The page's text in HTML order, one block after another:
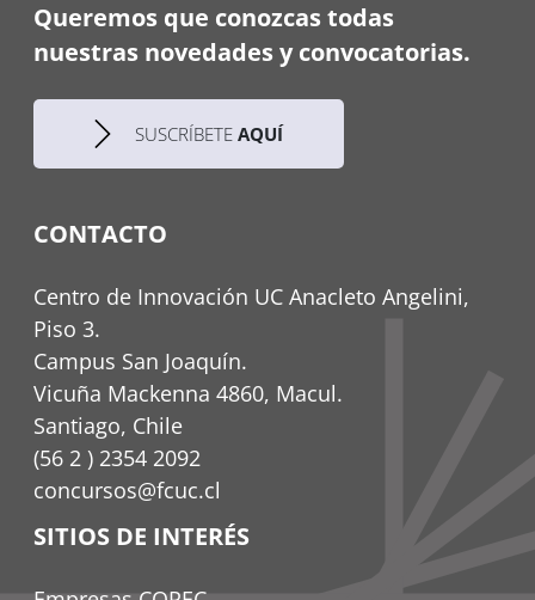
Queremos que conozcas todas
nuestras novedades y convocatorias.
SUSCRÍBETE AQUÍ
CONTACTO
Centro de Innovación UC Anacleto Angelini,
Piso 3.
Campus San Joaquín.
Vicuña Mackenna 4860, Macul.
Santiago, Chile
(56 2 ) 2354 2092
concursos@fcuc.cl
SITIOS DE INTERÉS